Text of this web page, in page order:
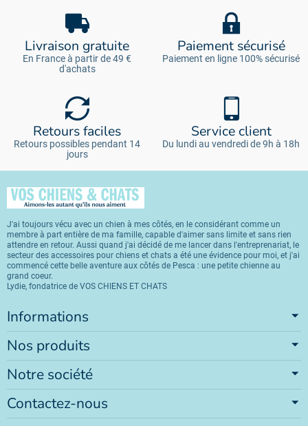
Livraison gratuite
En France à partir de 49 €
d'achats
Paiement sécurisé
Paiement en ligne 100% sécurisé
Retours faciles
Retours possibles pendant 14
jours
Service client
Du lundi au vendredi de 9h à 18h
J'ai toujours vécu avec un chien à mes côtés, en le considérant comme un
membre à part entière de ma famille, capable d'aimer sans limite et sans rien
attendre en retour. Aussi quand j'ai décidé de me lancer dans l'entreprenariat, le
secteur des accessoires pour chiens et chats a été une évidence pour moi, et j'ai
commencé cette belle aventure aux côtés de Pesca : une petite chienne au
grand coeur.
Lydie, fondatrice de VOS CHIENS ET CHATS
Informations
Nos produits
Notre société
Contactez-nous